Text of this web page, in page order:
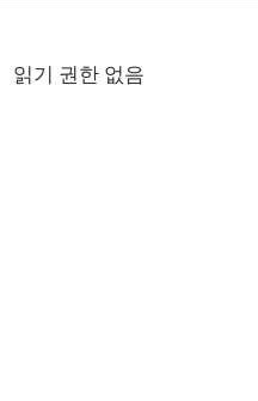
읽기 권한 없음